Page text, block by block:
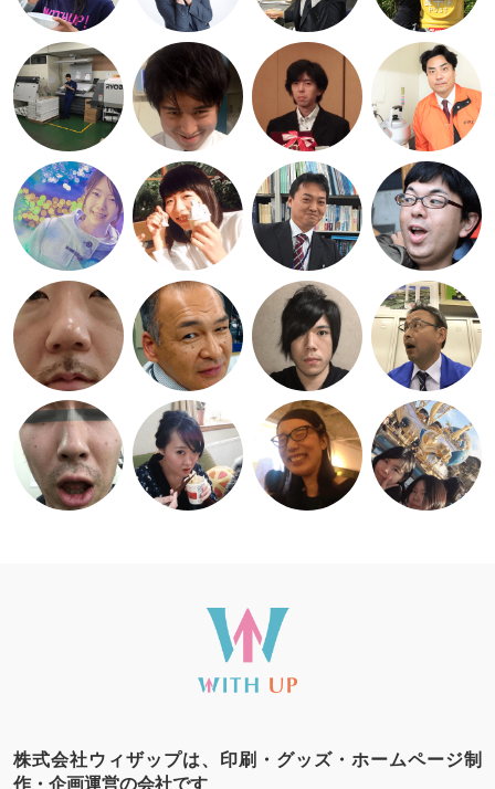
株式会社ウィザップは、印刷・グッズ・ホームページ制
作・企画運営の会社です